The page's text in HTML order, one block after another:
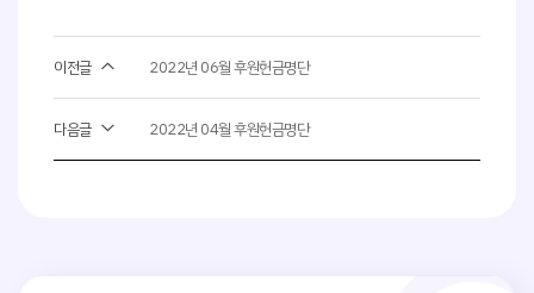
이전글 2022년 06월 후원헌금명단
다음글 2022년 04월 후원헌금명단
사회취약 계층의 복지 안전망 플랫폼 _
Interactive ConvAI